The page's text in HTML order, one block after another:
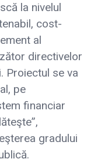
la nivelul
cost-
al
directivelor
Proiectul se va
pe
financiar
gradului